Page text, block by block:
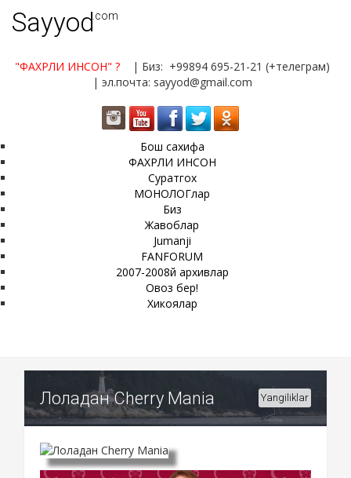
Sayyod.com
"ФАХРЛИ ИНСОН" ?
| Биз: +99894 695-21-21 (+телеграм)
| эл.почта: sayyod@gmail.com
Бош сахифа
ФАХРЛИ ИНСОН
Суратгох
МОНОЛОГлар
Биз
Жавоблар
Jumanji
FANFORUM
2007-2008й архивлар
Овоз бер!
Хикоялар
Лоладан Cherry Mania Yangiliklar